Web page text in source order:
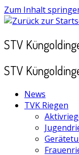
Zum Inhalt
STV
STV
News
TVK Riegen